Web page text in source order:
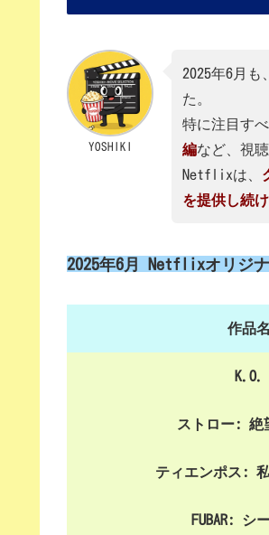
YOSHIKI
2025年6月
た。
特に注目すべ
編など、視
Netflixは、
を提供し続
2025年6月 Netflixオリジ
作品名
K.O.
ストロー: 絶
ティエンポス:
FUBAR: シ